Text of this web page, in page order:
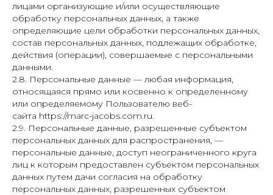
лицами организующие и/или осуществляющие
обработку персональных данных, а также
определяющие цели обработки персональных данных,
состав персональных данных, подлежащих обработке,
действия (операции), совершаемые с персональными
данными.
2.8. Персональные данные — любая информация,
относящаяся прямо или косвенно к определенному
или определяемому Пользователю веб-
сайта https://marc-jacobs.com.ru.
2.9. Персональные данные, разрешенные субъектом
персональных данных для распространения, —
персональные данные, доступ неограниченного круга
лиц к которым предоставлен субъектом персональных
данных путем дачи согласия на обработку
персональных данных, разрешенных субъектом